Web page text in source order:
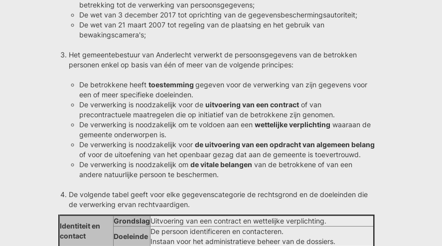
betrekking tot de verwerking van persoonsgegevens;
De wet van 3 december 2017 tot oprichting van de gegevensbeschermingsautoriteit;
De wet van 21 maart 2007 tot regeling van de plaatsing en het gebruik van
bewakingscamera's;
Het gemeentebestuur van Anderlecht verwerkt de persoonsgegevens van de betrokken
personen enkel op basis van één of meer van de volgende principes:
De betrokkene heeft toestemming gegeven voor de verwerking van zijn gegevens voor
een of meer specifieke doeleinden.
De verwerking is noodzakelijk voor de uitvoering van een contract of van
precontractuele maatregelen die op initiatief van de betrokkene zijn genomen.
De verwerking is noodzakelijk om te voldoen aan een wettelijke verplichting waaraan de
gemeente onderworpen is.
De verwerking is noodzakelijk voor de uitvoering van een opdracht van algemeen belang
of voor de uitoefening van het openbaar gezag dat aan de gemeente is toevertrouwd.
De verwerking is noodzakelijk om de vitale belangen van de betrokkene of van een
andere natuurlijke persoon te beschermen.
De volgende tabel geeft voor elke gegevenscategorie de rechtsgrond en de doeleinden die
de verwerking ervan rechtvaardigen.
Identiteit en
contact
GrondslagUitvoering van een contract en wettelijke verplichting.
Doeleinde
De persoon identificeren en contacteren.
Instaan voor het administratieve beheer van de dossiers.